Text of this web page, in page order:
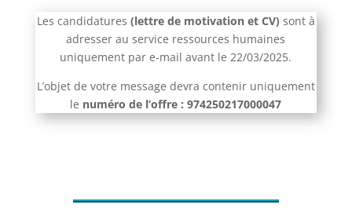
Les candidatures (lettre de motivation et CV) sont à
adresser au service ressources humaines
uniquement par e-mail avant le 22/03/2025.
L’objet de votre message devra contenir uniquement
le numéro de l’offre : 974250217000047